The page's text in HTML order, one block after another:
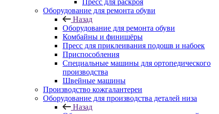
Пресс для раскроя
Оборудование для ремонта обуви
Назад
Оборудование для ремонта обуви
Комбайны и финишёры
Пресс для приклеивания подошв и набоек
Приспособления
Специальные машины для ортопедического
производства
Швейные машины
Производство кожгалантереи
Оборудование для производства деталей низа
Назад